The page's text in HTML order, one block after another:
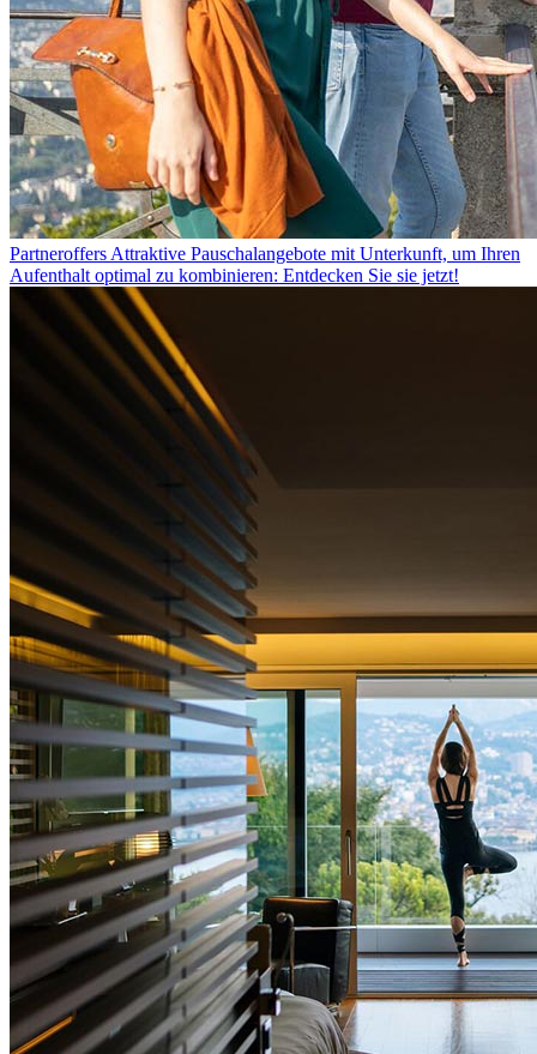
Partneroffers Attraktive Pauschalangebote mit Unterkunft, um Ihren
Aufenthalt optimal zu kombinieren: Entdecken Sie sie jetzt!